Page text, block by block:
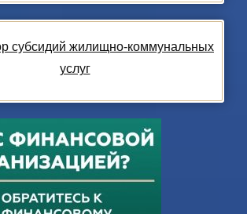
субсидий жилищно-коммунальных
услуг